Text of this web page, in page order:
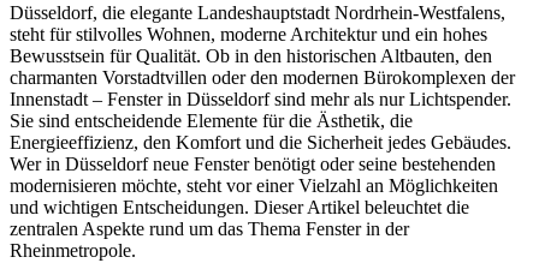
Düsseldorf, die elegante Landeshauptstadt Nordrhein-Westfalens,
steht für stilvolles Wohnen, moderne Architektur und ein hohes
Bewusstsein für Qualität. Ob in den historischen Altbauten, den
charmanten Vorstadtvillen oder den modernen Bürokomplexen der
Innenstadt – Fenster in Düsseldorf sind mehr als nur Lichtspender.
Sie sind entscheidende Elemente für die Ästhetik, die
Energieeffizienz, den Komfort und die Sicherheit jedes Gebäudes.
Wer in Düsseldorf neue Fenster benötigt oder seine bestehenden
modernisieren möchte, steht vor einer Vielzahl an Möglichkeiten
und wichtigen Entscheidungen. Dieser Artikel beleuchtet die
zentralen Aspekte rund um das Thema Fenster in der
Rheinmetropole.